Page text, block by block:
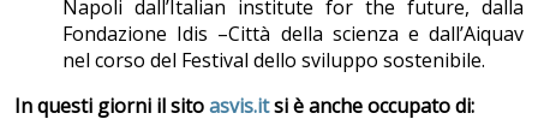
Napoli dall’Italian institute for the future, dalla
Fondazione Idis –Città della scienza e dall’Aiquav
nel corso del Festival dello sviluppo sostenibile.
In questi giorni il sitoasvis.itsi è anche occupato di: